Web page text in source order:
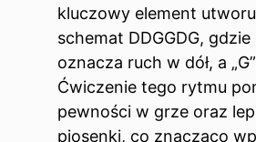
kluczowy element
schemat DDGGDG, gdzie
oznacza ruch w dół, a
Ćwiczenie tego rytmu
pewności w grze oraz
piosenki, co znacząco